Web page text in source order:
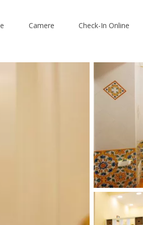
Camere Check-In Online